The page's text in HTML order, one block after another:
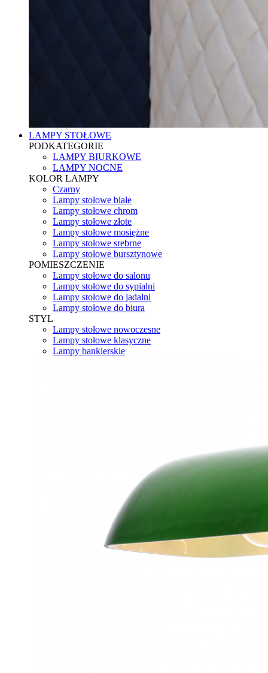
LAMPY STOŁOWE
PODKATEGORIE
LAMPY BIURKOWE
LAMPY NOCNE
KOLOR LAMPY
Czarny
Lampy stołowe białe
Lampy stołowe chrom
Lampy stołowe złote
Lampy stołowe mosiężne
Lampy stołowe srebrne
Lampy stołowe bursztynowe
POMIESZCZENIE
Lampy stołowe do salonu
Lampy stołowe do sypialni
Lampy stołowe do jadalni
Lampy stołowe do biura
STYL
Lampy stołowe nowoczesne
Lampy stołowe klasyczne
Lampy bankierskie